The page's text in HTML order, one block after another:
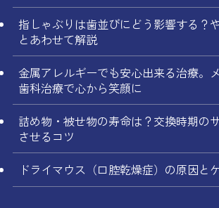
指しゃぶりは歯並びにどう影響する？
とあわせて解説
金属アレルギーでも安心出来る治療。
歯科治療で心から笑顔に
詰め物・被せ物の寿命は？交換時期の
させるコツ
ドライマウス（口腔乾燥症）の原因と